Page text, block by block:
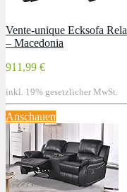
Vente-unique Ecksofa
– Macedonia
911,99 €
inkl. 19% gesetzlicher MwSt.
Anschauen